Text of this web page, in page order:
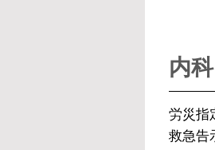
内
労災指
救急告